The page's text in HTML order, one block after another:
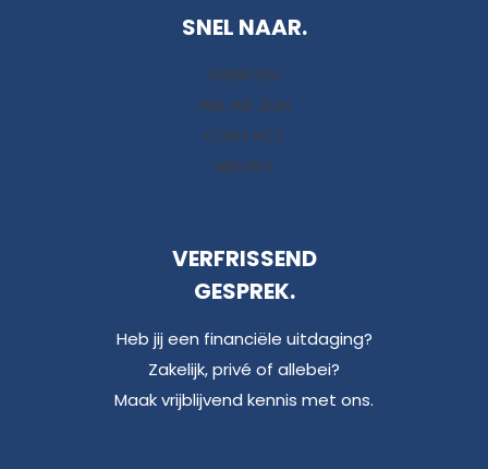
SNEL NAAR.
DIENSTEN
WIE WE ZIJN
CONTACT
NIEUWS
VERFRISSEND
GESPREK.
Heb jij een financiële uitdaging?
Zakelijk, privé of allebei?
Maak vrijblijvend kennis met ons.